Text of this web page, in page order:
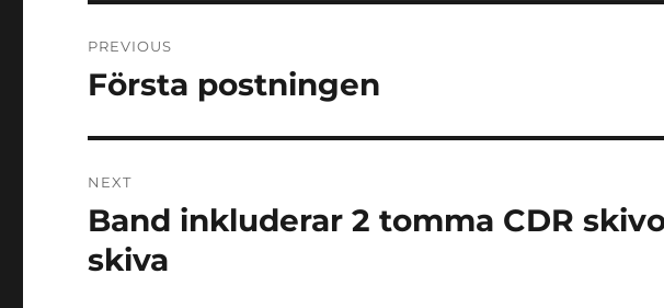
navigation
PREVIOUS
Previous
Första postningen
NEXT
Next
post:
Band inkluderar 2 tomma CDR
skiva